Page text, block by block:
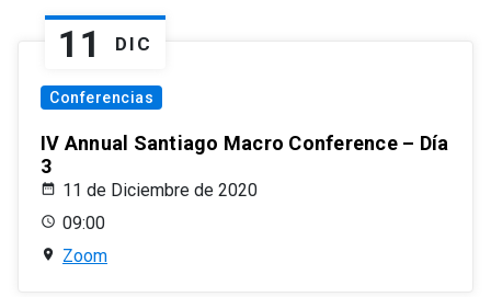
11 DIC
Conferencias
IV Annual Santiago Macro Conference – Día
3
11 de Diciembre de 2020
09:00
Zoom